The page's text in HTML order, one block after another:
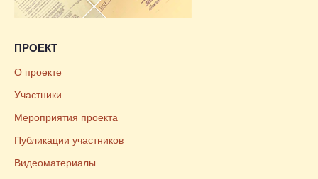
ПРОЕКТ
О проекте
Участники
Мероприятия проекта
Публикации участников
Видеоматериалы